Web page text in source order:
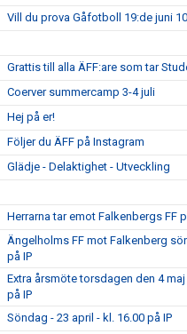
Vill du prova Gåfotboll 19:de juni
Grattis till alla ÄFF:are som tar
Coerver summercamp 3-4 juli
Hej på er!
Följer du ÄFF på Instagram
Glädje - Delaktighet - Utveckling
Herrarna tar emot Falkenbergs FF
Ängelholms FF mot Falkenberg
på IP
Extra årsmöte torsdagen den 4
på IP
Söndag - 23 april - kl. 16.00 på IP